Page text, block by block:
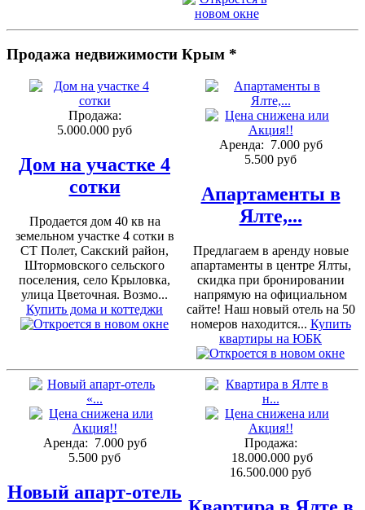
Продажа недвижимости Крым *
Продажа:
5.000.000 руб
Дом на участке 4
сотки
Продается дом 40 кв на
земельном участке 4 сотки в
СТ Полет, Сакский район,
Штормовского сельского
поселения, село Крыловка,
улица Цветочная. Возмо...
Купить дома и коттеджи
Аренда: 7.000 руб
5.500 руб
Апартаменты в
Ялте,...
Предлагаем в аренду новые
апартаменты в центре Ялты,
скидка при бронировании
напрямую на официальном
сайте! Наш новый отель на 50
номеров находится... Купить
квартиры на ЮБК
Аренда: 7.000 руб
5.500 руб
Новый апарт-отель
Продажа:
18.000.000 руб
16.500.000 руб